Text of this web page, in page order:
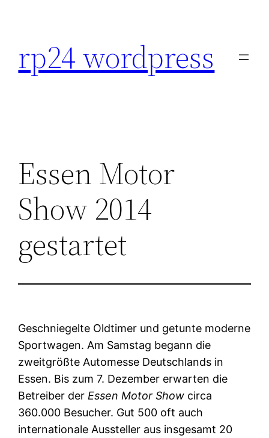
rp24 wordpress
Essen Motor
Show 2014
gestartet
Geschniegelte Oldtimer und getunte moderne
Sportwagen. Am Samstag begann die
zweitgrößte Automesse Deutschlands in
Essen. Bis zum 7. Dezember erwarten die
Betreiber der Essen Motor Show circa
360.000 Besucher. Gut 500 oft auch
internationale Aussteller aus insgesamt 20